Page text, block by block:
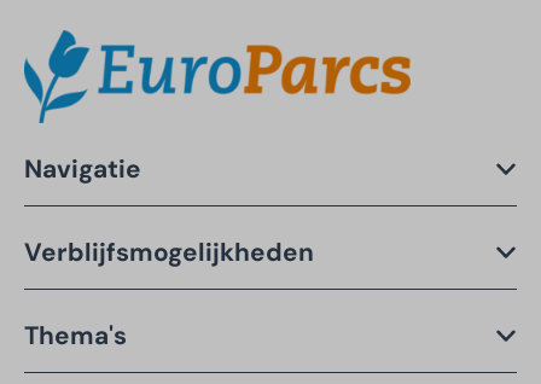
Navigatie
Verblijfsmogelijkheden
Thema's